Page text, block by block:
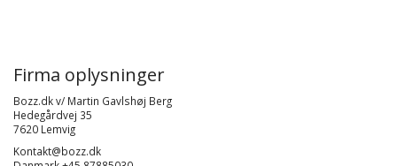
Firma oplysninger
Bozz.dk v/ Martin Gavlshøj Berg
Hedegårdvej 35
7620 Lemvig
Kontakt@bozz.dk